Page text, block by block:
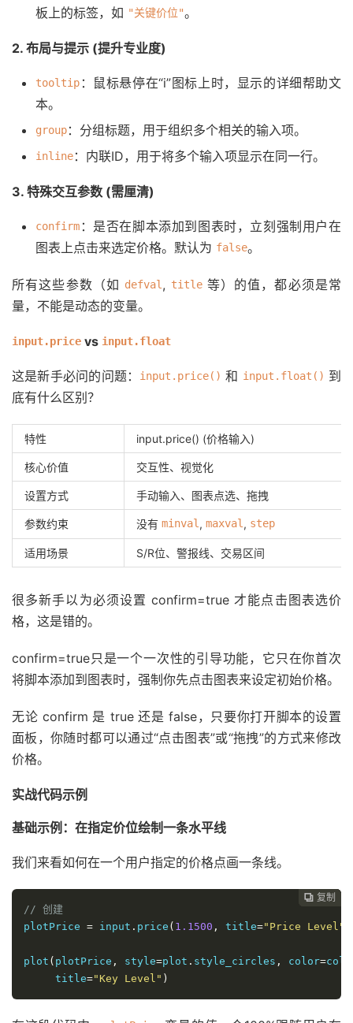
板上的标签，如 "关键价位"。
2. 布局与提示 (提升专业度)
tooltip ：鼠标悬停在“i”图标上时，显示的详细帮助文
本。
group：分组标题，用于组织多个相关的输入项。
inline：内联ID，用于将多个输入项显示在同一行。
3. 特殊交互参数 (需厘清)
confirm ：是否在脚本添加到图表时，立刻强制用户在
图表上点击来选定价格。默认为 false。
所有这些参数（如 defval , title等）的值，都必须是常
量，不能是动态的变量。
input.price vs input.float
这是新手必问的问题： input.price() 和 input.float() 到
底有什么区别？
特性 input.price() (价格输入)
核心价值 交互性、视觉化
设置方式 手动输入、图表点选、拖拽
参数约束 没有 minval , maxval , step
适用场景 S/R位、警报线、交易区间
很多新手以为必须设置 confirm=true 才能点击图表选价
格，这是错的。
confirm=true只是一个一次性的引导功能，它只在你首次
将脚本添加到图表时，强制你先点击图表来设定初始价格。
无论 confirm 是 true 还是 false，只要你打开脚本的设置
面板，你随时都可以通过“点击图表”或“拖拽”的方式来修改
价格。
实战代码示例
基础示例：在指定价位绘制一条水平线
我们来看如何在一个用户指定的价格点画一条线。
 复制
 复制
 复制
 复制
 复制
// 创建
plotPrice = input . price ( 1.1500 , title="Price Level"
plot ( plotPrice , style=plot . style_circles , color=
     title
="Key Level" )